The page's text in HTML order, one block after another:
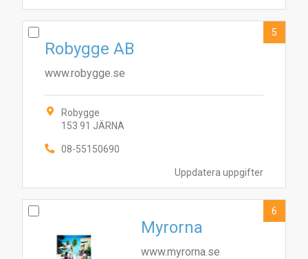
Uppdatera uppgifter
Robygge AB
www.robygge.se
Robygge
153 91 JÄRNA
08-55150690
5
Myrorna
www.myrorna.se
6